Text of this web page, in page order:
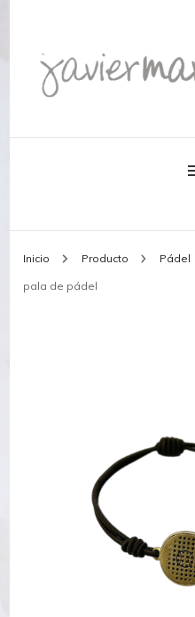
Joyería
Inicio Producto Pádel
pala de pádel